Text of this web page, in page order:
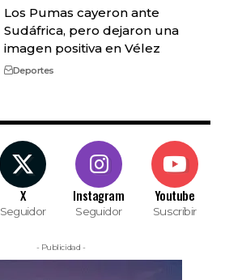
Los Pumas cayeron ante
Sudáfrica, pero dejaron una
imagen positiva en Vélez
Deportes
X
Seguidor
Instagram
Seguidor
Youtube
Suscribir
- Publicidad -